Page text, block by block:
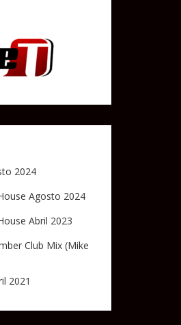
2024
Agosto 2024
Abril 2023
Club Mix (Mike
2021